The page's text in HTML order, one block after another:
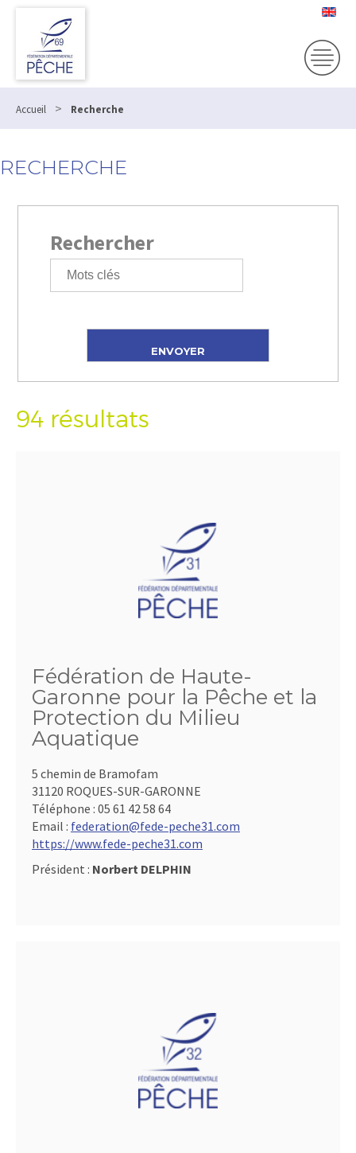
Accueil > Recherche
RECHERCHE
Rechercher
94 résultats
Fédération de Haute-
Garonne pour la Pêche et la
Protection du Milieu
Aquatique
5 chemin de Bramofam
31120 ROQUES-SUR-GARONNE
Téléphone : 05 61 42 58 64
Email : federation@fede-peche31.com
https://www.fede-peche31.com
Président : Norbert DELPHIN